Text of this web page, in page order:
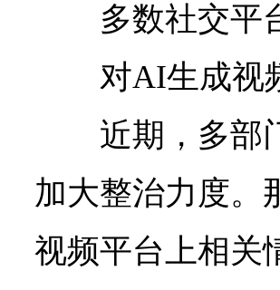
多数社交平
对AI生成视
近期，多部
加大整治力度。
视频平台上相关